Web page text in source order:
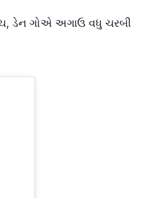
ડેન ગોએ અગાઉ વધુ ચરબી